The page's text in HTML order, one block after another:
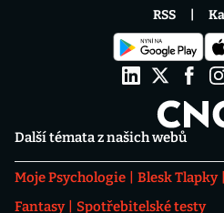
Další témata z našich webů
Moje Psychologie Blesk Tlapky
Fantasy
Spotřebitelské testy
RSS